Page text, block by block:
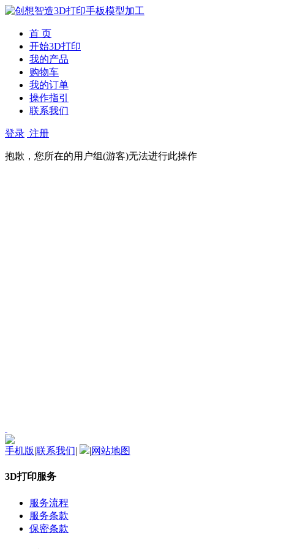
首 页
开始3D打印
我的产品
购物车
我的订单
操作指引
联系我们
登录 注册
抱歉，您所在的用户组(游客)无法进行此操作
手机版|联系我们| |网站地图
3D打印服务
服务流程
服务条款
保密条款